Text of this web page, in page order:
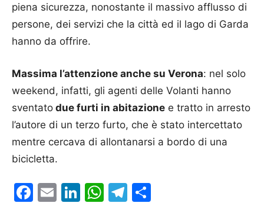
piena sicurezza, nonostante il massivo afflusso di
persone, dei servizi che la città ed il lago di Garda
hanno da offrire.
Massima l’attenzione anche su Verona: nel solo
weekend, infatti, gli agenti delle Volanti hanno
sventato due furti in abitazione e tratto in arresto
l’autore di un terzo furto, che è stato intercettato
mentre cercava di allontanarsi a bordo di una
bicicletta.
Facebook
EmailLinkedIn
WhatsApp
Telegram